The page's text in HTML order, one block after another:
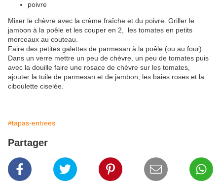
poivre
Mixer le chèvre avec la crème fraîche et du poivre. Griller le
jambon à la poêle et les couper en 2, les tomates en petits
morceaux au couteau.
Faire des petites galettes de parmesan à la poêle (ou au four).
Dans un verre mettre un peu de chèvre, un peu de tomates puis
avec la douille faire une rosace de chèvre sur les tomates,
ajouter la tuile de parmesan et de jambon, les baies roses et la
ciboulette ciselée.
#tapas-entrees
Partager